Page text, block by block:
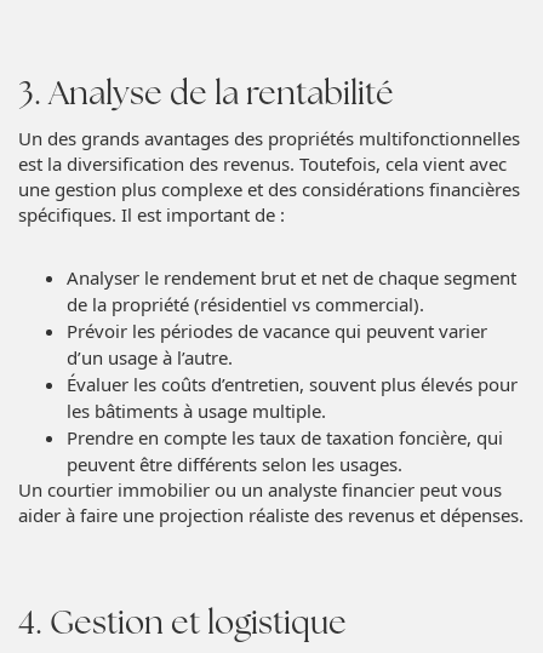
3. Analyse de la rentabilité
Un des grands avantages des propriétés multifonctionnelles
est la diversification des revenus. Toutefois, cela vient avec
une gestion plus complexe et des considérations financières
spécifiques. Il est important de :
Analyser le rendement brut et net de chaque segment
de la propriété (résidentiel vs commercial).
Prévoir les périodes de vacance qui peuvent varier
d’un usage à l’autre.
Évaluer les coûts d’entretien, souvent plus élevés pour
les bâtiments à usage multiple.
Prendre en compte les taux de taxation foncière, qui
peuvent être différents selon les usages.
Un courtier immobilier ou un analyste financier peut vous
aider à faire une projection réaliste des revenus et dépenses.
4. Gestion et logistique